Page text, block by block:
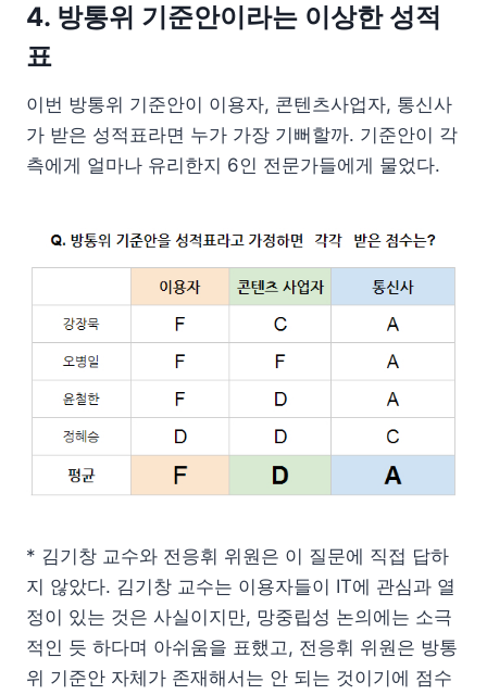
4. 방통위 기준안이라는 이상한 성적
표
이번 방통위 기준안이 이용자, 콘텐츠사업자, 통신사
가 받은 성적표라면 누가 가장 기뻐할까. 기준안이 각
측에게 얼마나 유리한지 6인 전문가들에게 물었다.
* 김기창 교수와 전응휘 위원은 이 질문에 직접 답하
지 않았다. 김기창 교수는 이용자들이 IT에 관심과 열
정이 있는 것은 사실이지만, 망중립성 논의에는 소극
적인 듯 하다며 아쉬움을 표했고, 전응휘 위원은 방통
위 기준안 자체가 존재해서는 안 되는 것이기에 점수